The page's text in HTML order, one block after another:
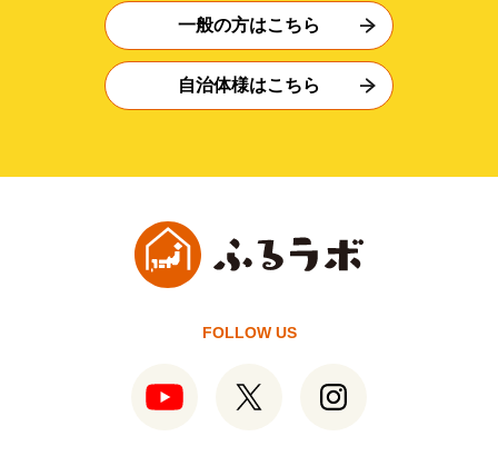
一般の方はこちら
自治体様はこちら
FOLLOW US